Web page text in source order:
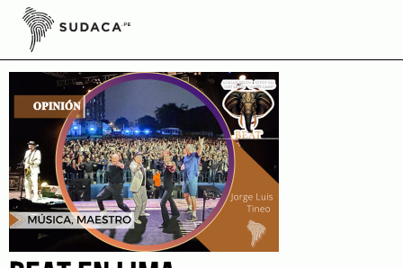
Skip
contentConcierto en Lima